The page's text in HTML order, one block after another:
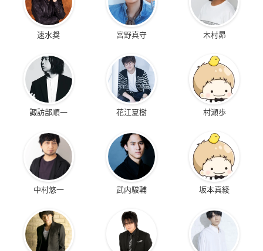
速水奨 宮野真守 木村昴
諏訪部順一 花江夏樹 村瀬歩
中村悠一 武内駿輔 坂本真綾